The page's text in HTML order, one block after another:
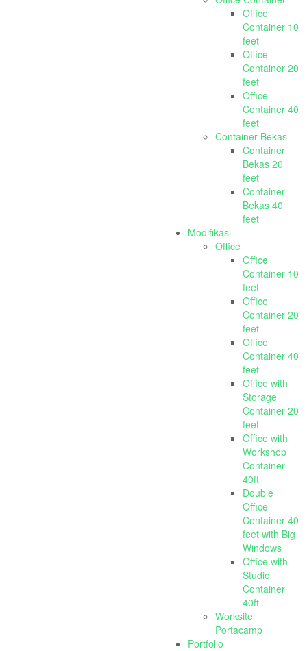
Office
Container 10
feet
Office
Container 20
feet
Office
Container 40
feet
Container Bekas
Container
Bekas 20
feet
Container
Bekas 40
feet
Modifikasi
Office
Office
Container 10
feet
Office
Container 20
feet
Office
Container 40
feet
Office with
Storage
Container 20
feet
Office with
Workshop
Container
40ft
Double
Office
Container 40
feet with Big
Windows
Office with
Studio
Container
40ft
Worksite
Portacamp
Portfolio